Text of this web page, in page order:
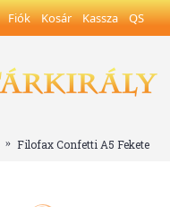
Fiók Kosár Kassza QS
Filofax Confetti A5 Fekete